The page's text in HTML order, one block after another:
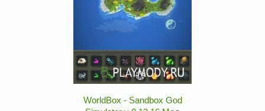
WorldBox - Sandbox God